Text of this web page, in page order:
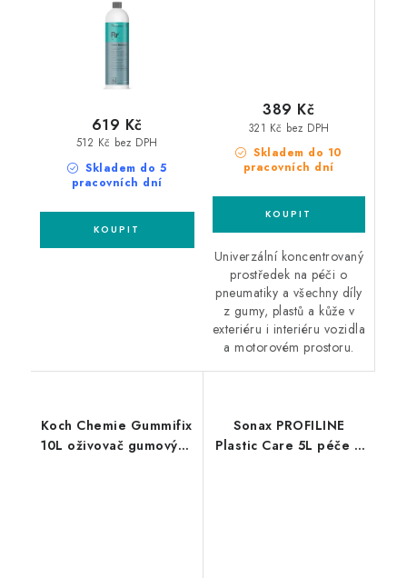
Skladem do 5
pracovních dní
512 Kč bez DPH
619 Kč
Skladem do 10
pracovních dní
321 Kč bez DPH
389 Kč
Univerzální koncentrovaný
prostředek na péči o
pneumatiky a všechny díly
z gumy, plastů a kůže v
exteriéru i interiéru vozidla
a motorovém prostoru.
Koch Chemie Gummifix
10L oživovač gumových
Sonax PROFILINE
Plastic Care 5L péče o